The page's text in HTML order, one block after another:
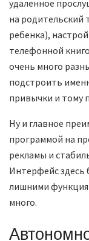
удаленное
на родительский
ребенка),
телефонной
очень много
подстроить
привычки и тому
Ну и главное
программой на
рекламы и
Интерфейс здесь
лишними
много.